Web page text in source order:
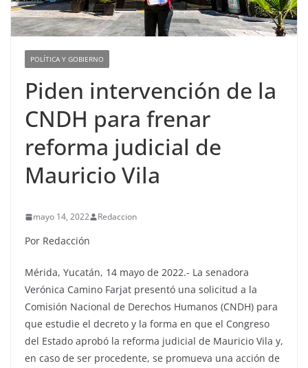
POLÍTICA Y GOBIERNO
Piden intervención de la
CNDH para frenar
reforma judicial de
Mauricio Vila
mayo 14, 2022 Redaccion
Por Redacción
Mérida, Yucatán, 14 mayo de 2022.- La senadora
Verónica Camino Farjat presentó una solicitud a la
Comisión Nacional de Derechos Humanos (CNDH) para
que estudie el decreto y la forma en que el Congreso
del Estado aprobó la reforma judicial de Mauricio Vila y,
en caso de ser procedente, se promueva una acción de